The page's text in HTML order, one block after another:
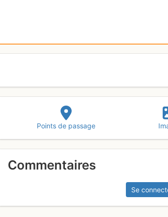
Points de passage
Commentaires
Se